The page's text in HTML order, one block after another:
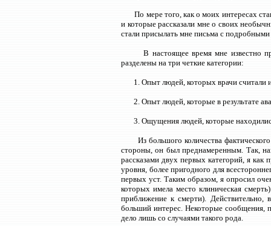
По мере того, как о моих интересах
и которые рассказали мне о своих
стали присылать мне письма с
В настоящее время мне известно
разделены на три четкие категории:
1. Опыт людей, которых врачи
2. Опыт людей, которые в результате
3. Ощущения людей, которые
Из большого количества
стороны, он был преднамеренным. Так,
рассказами двух первых категорий, я
уровня, более пригодного для
первых уст. Таким образом, я опросил
которых имела место клиническая
приближение к смерти). Действительно,
больший интерес. Некоторые сообщения,
дело лишь со случаями такого рода.